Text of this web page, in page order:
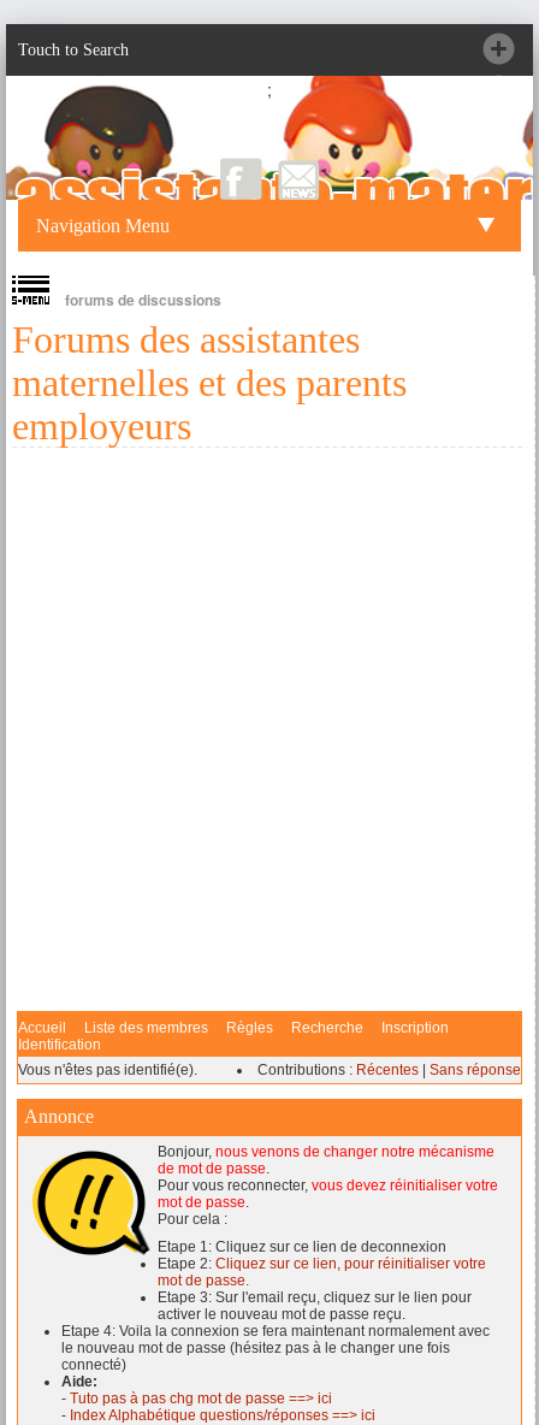
Touch to Search
;
Navigation Menu
forums de discussions
Forums des assistantes
maternelles et des parents
employeurs
Accueil Liste des membres Règles Recherche
Inscription
Identification
Vous n'êtes pas identifié(e).
Contributions : Récentes Sans réponse
Annonce
Bonjour, nous venons de changer notre mécanisme
de mot de passe.
Pour vous reconnecter, vous devez réinitialiser votre
mot de passe.
Pour cela :
Etape 1: Cliquez sur ce lien de deconnexion
Etape 2: Cliquez sur ce lien, pour réinitialiser votre
mot de passe.
Etape 3: Sur l'email reçu, cliquez sur le lien pour
activer le nouveau mot de passe reçu.
Etape 4: Voila la connexion se fera maintenant normalement avec
le nouveau mot de passe (hésitez pas à le changer une fois
connecté)
Aide:
- Tuto pas à pas chg mot de passe ==> ici
- Index Alphabétique questions/réponses ==> ici